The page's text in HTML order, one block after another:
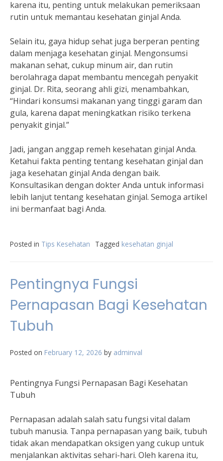
karena itu, penting untuk melakukan pemeriksaan
rutin untuk memantau kesehatan ginjal Anda.
Selain itu, gaya hidup sehat juga berperan penting
dalam menjaga kesehatan ginjal. Mengonsumsi
makanan sehat, cukup minum air, dan rutin
berolahraga dapat membantu mencegah penyakit
ginjal. Dr. Rita, seorang ahli gizi, menambahkan,
“Hindari konsumsi makanan yang tinggi garam dan
gula, karena dapat meningkatkan risiko terkena
penyakit ginjal.”
Jadi, jangan anggap remeh kesehatan ginjal Anda.
Ketahui fakta penting tentang kesehatan ginjal dan
jaga kesehatan ginjal Anda dengan baik.
Konsultasikan dengan dokter Anda untuk informasi
lebih lanjut tentang kesehatan ginjal. Semoga artikel
ini bermanfaat bagi Anda.
Posted in Tips Kesehatan Tagged kesehatan ginjal
Pentingnya Fungsi
Pernapasan Bagi Kesehatan
Tubuh
Posted on February 12, 2026 by adminval
Pentingnya Fungsi Pernapasan Bagi Kesehatan
Tubuh
Pernapasan adalah salah satu fungsi vital dalam
tubuh manusia. Tanpa pernapasan yang baik, tubuh
tidak akan mendapatkan oksigen yang cukup untuk
menjalankan aktivitas sehari-hari. Oleh karena itu,